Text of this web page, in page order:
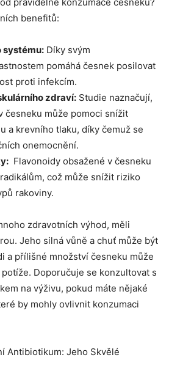
benefitů:
systému: ‍Díky svým ​
pomáhá ⁣česnek posilovat
proti‌ infekcím.
zdraví: Studie ⁢naznačují,
česneku⁤ může pomoci snížit⁤
a krevního tlaku, díky ⁢čemuž‌ se
‌onemocnění.
​ Flavonoidy obsažené‌ v ‌česneku
⁤což ⁤může ⁣snížit riziko
rakoviny.
zdravotních výhod,​ měli
Jeho silná vůně ‍a⁤ chuť může​ být
a přílišné množství ​česneku může⁣
⁣Doporučuje se konzultovat s
na výživu, pokud máte nějaké
by mohly ovlivnit konzumaci